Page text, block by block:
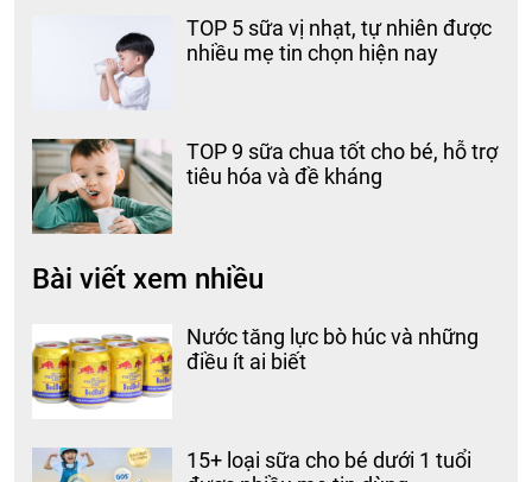
TOP 5 sữa vị nhạt, tự nhiên được
nhiều mẹ tin chọn hiện nay
TOP 9 sữa chua tốt cho bé, hỗ trợ
tiêu hóa và đề kháng
Bài viết xem nhiều
Nước tăng lực bò húc và những
điều ít ai biết
15+ loại sữa cho bé dưới 1 tuổi